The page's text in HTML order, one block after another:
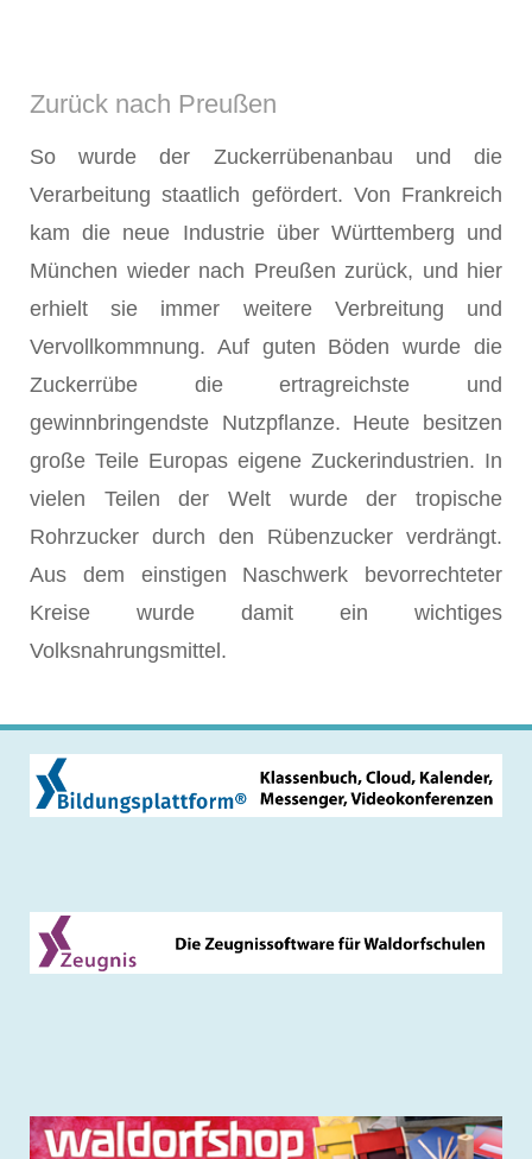
Zurück nach Preußen
So wurde der Zuckerrübenanbau und die
Verarbeitung staatlich geför­dert. Von Frankreich
kam die neue Industrie über Württemberg und
Mün­chen wieder nach Preußen zurück, und hier
erhielt sie immer weitere Verbreitung und
Vervollkommnung. Auf guten Böden wurde die
Zucker­rübe die ertragreichste und
gewinnbringendste Nutzpflanze. Heute besitzen
große Teile Europas eigene Zuckerindustrien. In
vielen Teilen der Welt wurde der tropische
Rohrzucker durch den Rübenzucker verdrängt.
Aus dem einstigen Naschwerk bevorrechteter
Kreise wurde damit ein wichtiges
Volksnahrungsmittel.